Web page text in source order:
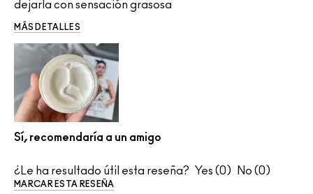
dejarla con sensación grasosa
MÁS DETALLES
Sí, recomendaría a un amigo
¿Le ha resultado útil esta reseña? 0 0
MARCAR ESTA RESEÑA